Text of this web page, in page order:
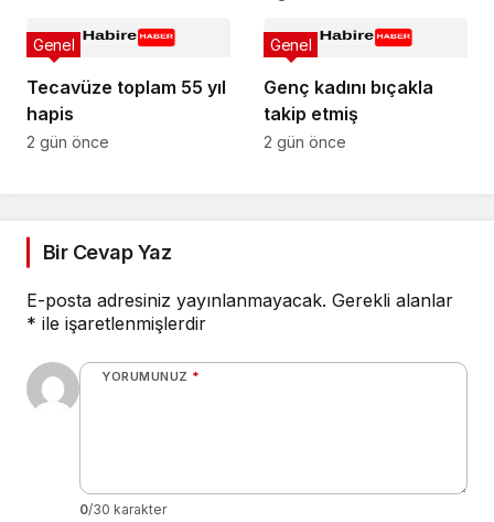
Tecavüze toplam 55 yıl
hapis
Genel
2 gün önce
Genç kadını bıçakla
takip etmiş
Genel
2 gün önce
Bir Cevap Yaz
E-posta adresiniz yayınlanmayacak. Gerekli alanlar
* ile işaretlenmişlerdir
YORUMUNUZ *
0/30 karakter